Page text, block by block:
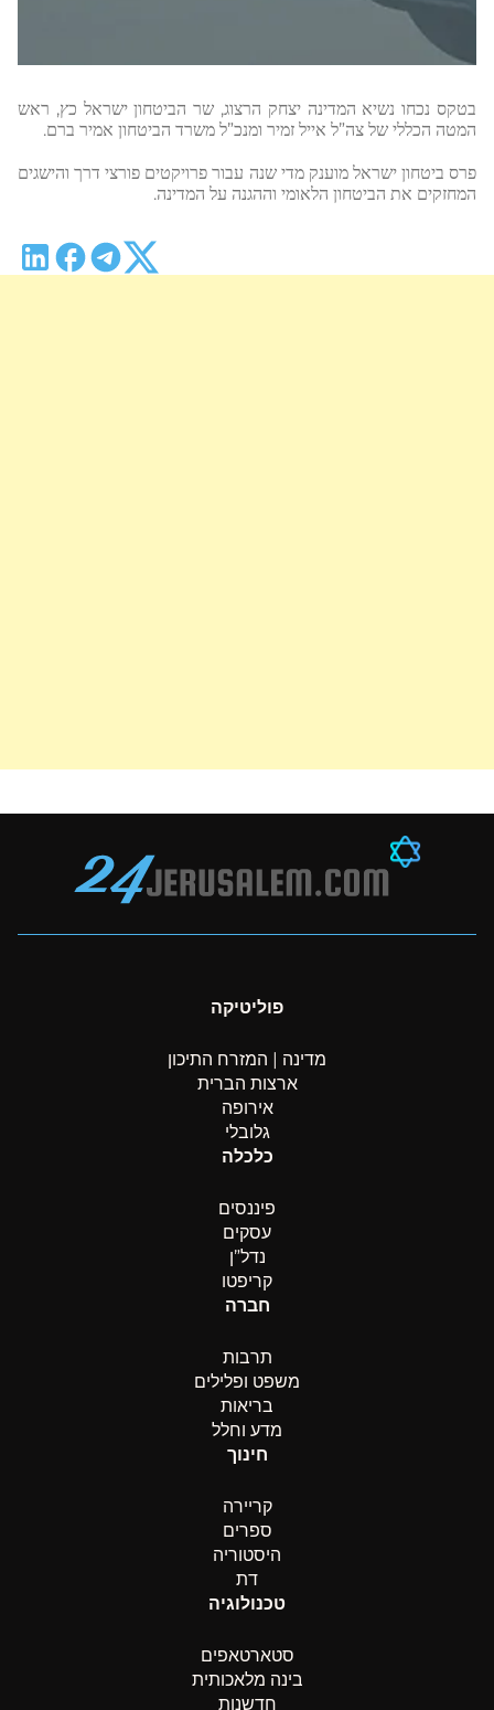
בטקס נכחו נשיא המדינה יצחק הרצוג, שר הביטחון ישראל כץ, ראש
המטה הכללי של צה”ל אייל זמיר ומנכ”ל משרד הביטחון אמיר ברם.
פרס ביטחון ישראל מוענק מדי שנה עבור פרויקטים פורצי דרך והישגים
המחזקים את הביטחון הלאומי וההגנה על המדינה.
פוליטיקה
מדינה | המזרח התיכון
ארצות הברית
אירופה
גלובלי
כלכלה
פיננסים
עסקים
נדל”ן
קריפטו
חברה
תרבות
משפט ופלילים
בריאות
מדע וחלל
חינוך
קריירה
ספרים
היסטוריה
דת
טכנולוגיה
סטארטאפים
בינה מלאכותית
חדשנות